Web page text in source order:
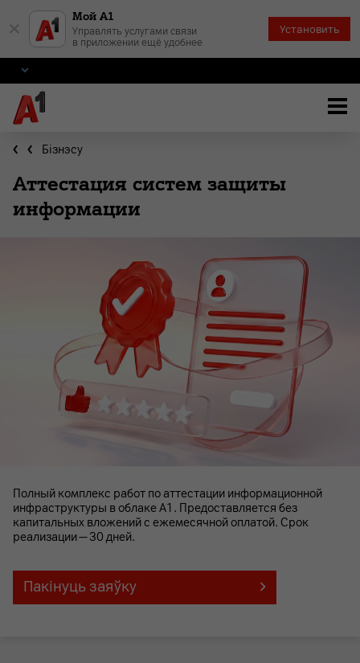
Мой А1
Управлять услугами связи
в приложении ещё удобнее
Установить
Бiзнэсу
Аттестация систем защиты
информации
Полный комплекс работ по аттестации информационной
инфраструктуры в облаке А1. Предоставляется без
капитальных вложений с ежемесячной оплатой. Срок
реализации — 30 дней.
Пакінуць заяўку